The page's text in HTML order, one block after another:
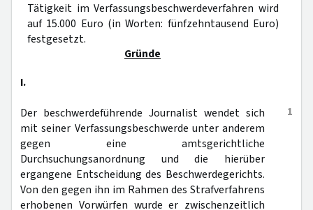
Tätigkeit im Verfassungsbeschwerdeverfahren wird
auf 15.000 Euro (in Worten: fünfzehntausend Euro)
festgesetzt.
Gründe
I.
1
Der beschwerdeführende Journalist wendet sich
mit seiner Verfassungsbeschwerde unter anderem
gegen eine amtsgerichtliche
Durchsuchungsanordnung und die hierüber
ergangene Entscheidung des Beschwerdegerichts.
Von den gegen ihn im Rahmen des Strafverfahrens
erhobenen Vorwürfen wurde er zwischenzeitlich